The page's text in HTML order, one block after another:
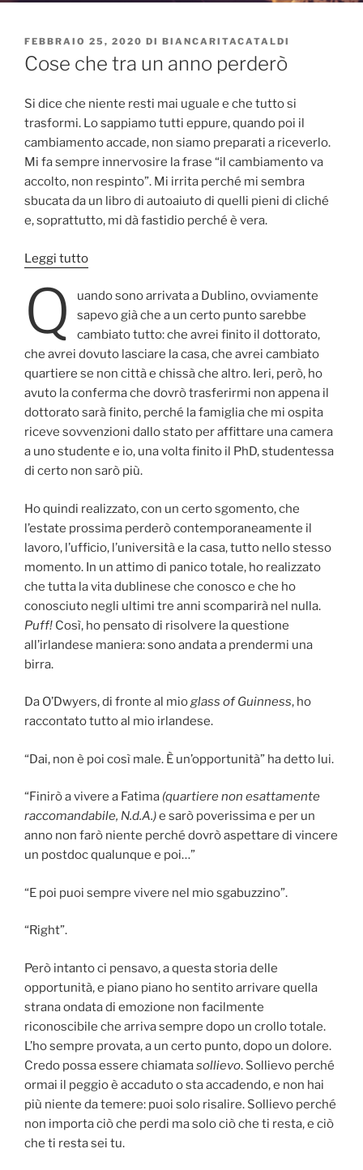
PUBBLICATO
IL
FEBBRAIO 25, 2020 DI BIANCARITACATALDI
Cose che tra un anno perderò
Si dice che niente resti mai uguale e che tutto si
trasformi. Lo sappiamo tutti eppure, quando poi il
cambiamento accade, non siamo preparati a riceverlo.
Mi fa sempre innervosire la frase “il cambiamento va
accolto, non respinto”. Mi irrita perché mi sembra
sbucata da un libro di autoaiuto di quelli pieni di cliché
e, soprattutto, mi dà fastidio perché è vera.
Leggi tutto:
che
tra
un
anno
perderò
Q
uando sono arrivata a Dublino, ovviamente
sapevo già che a un certo punto sarebbe
cambiato tutto: che avrei finito il dottorato,
che avrei dovuto lasciare la casa, che avrei cambiato
quartiere se non città e chissà che altro. Ieri, però, ho
avuto la conferma che dovrò trasferirmi non appena il
dottorato sarà finito, perché la famiglia che mi ospita
riceve sovvenzioni dallo stato per affittare una camera
a uno studente e io, una volta finito il PhD, studentessa
di certo non sarò più.
Ho quindi realizzato, con un certo sgomento, che
l’estate prossima perderò contemporaneamente il
lavoro, l’ufficio, l’università e la casa, tutto nello stesso
momento. In un attimo di panico totale, ho realizzato
che tutta la vita dublinese che conosco e che ho
conosciuto negli ultimi tre anni scomparirà nel nulla.
Puff! Così, ho pensato di risolvere la questione
all’irlandese maniera: sono andata a prendermi una
birra.
Da O’Dwyers, di fronte al mioglass of Guinness, ho
raccontato tutto al mio irlandese.
“Dai, non è poi così male. È un’opportunità” ha detto lui.
“Finirò a vivere a Fatima (quartiere non esattamente
raccomandabile, N.d.A.)e sarò poverissima e per un
anno non farò niente perché dovrò aspettare di vincere
un postdoc qualunque e poi…”
“E poi puoi sempre vivere nel mio sgabuzzino”.
“Right”.
Però intanto ci pensavo, a questa storia delle
opportunità, e piano piano ho sentito arrivare quella
strana ondata di emozione non facilmente
riconoscibile che arriva sempre dopo un crollo totale.
L’ho sempre provata, a un certo punto, dopo un dolore.
Credo possa essere chiamatasollievo. Sollievo perché
ormai il peggio è accaduto o sta accadendo, e non hai
più niente da temere: puoi solo risalire. Sollievo perché
non importa ciò che perdi ma solo ciò che ti resta, e ciò
che ti resta sei tu.